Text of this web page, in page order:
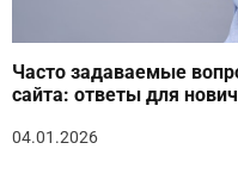
Часто задаваемые
сайта: ответы для
04.01.2026